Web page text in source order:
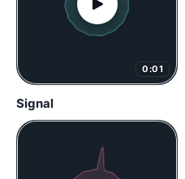
0:01
Signal